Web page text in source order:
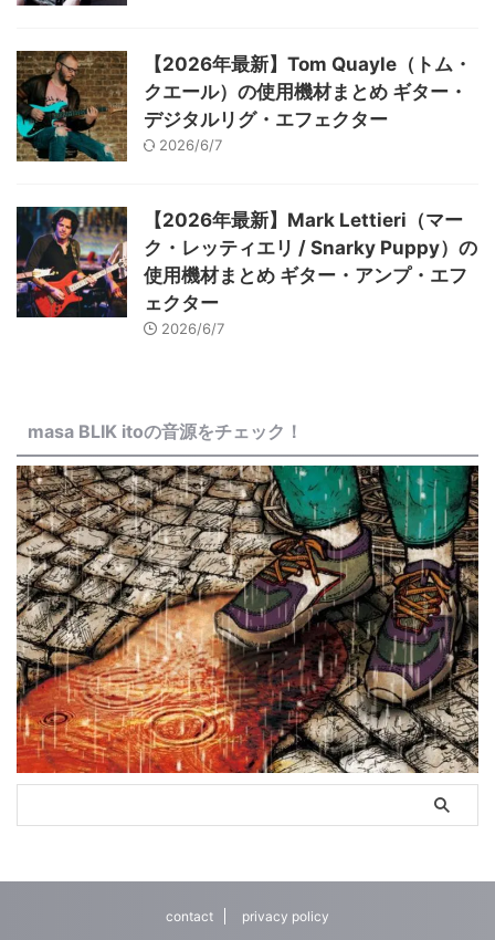
【2026年最新】Tom Quayle（トム・
クエール）の使用機材まとめ ギター・
デジタルリグ・エフェクター
2026/6/7
【2026年最新】Mark Lettieri（マー
ク・レッティエリ / Snarky Puppy）の
使用機材まとめ ギター・アンプ・エフ
ェクター
2026/6/7
masa BLIK itoの音源をチェック！
contact privacy policy